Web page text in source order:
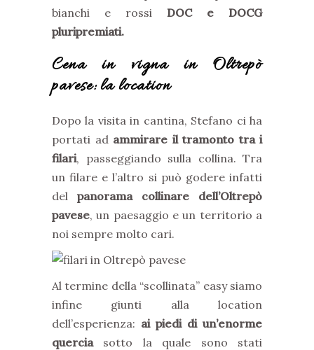
bianchi e rossi DOC e DOCG
pluripremiati.
Cena in vigna in Oltrepò
pavese: la location
Dopo la visita in cantina, Stefano ci ha
portati ad ammirare il tramonto tra i
filari, passeggiando sulla collina. Tra
un filare e l’altro si può godere infatti
del panorama collinare dell’Oltrepò
pavese, un paesaggio e un territorio a
noi sempre molto cari.
Al termine della “scollinata” easy siamo
infine giunti alla location
dell’esperienza: ai piedi di un’enorme
querciasotto la quale sono stati